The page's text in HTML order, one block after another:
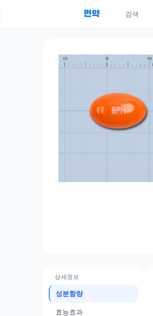
먼약 검색
상세정보
성분함량
효능효과